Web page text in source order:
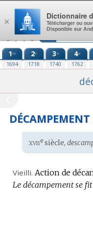
Aller au contenu
1re
1694
2e
1718
3e
1740
4e
1762
DÉCAMPEMENT
Étymologie
:
xviiesiècle,
Vieilli. Action de
Le décampement se
×
Dictionnaire
Télécharger ou
Disponible sur